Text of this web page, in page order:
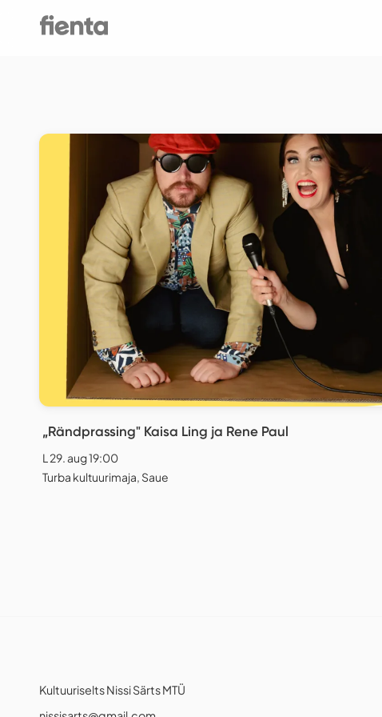
„Rändprassing" Kaisa Ling ja Rene Paul
L 29. aug 19:00
Turba kultuurimaja, Saue
Kultuuriselts Nissi Särts MTÜ